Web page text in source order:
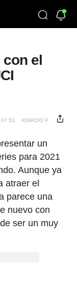
con el
IGNACIO P.
un
para 2021
Aunque ya
atraer el
parece una
nuevo con
ser un muy